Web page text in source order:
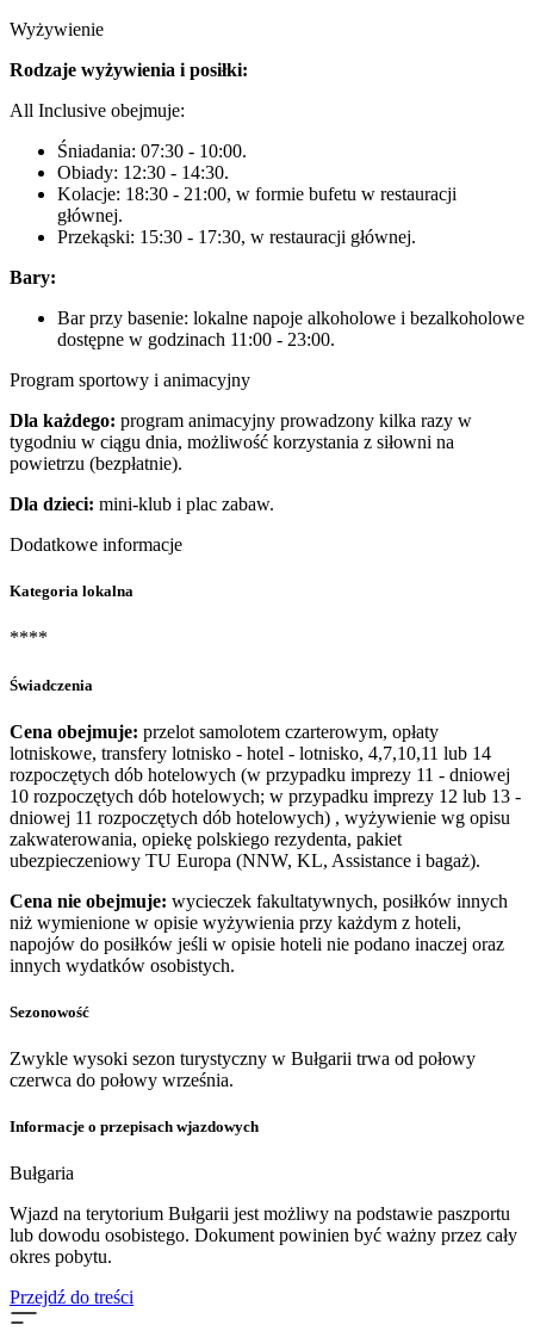
Wyżywienie
Rodzaje wyżywienia i posiłki:
All Inclusive obejmuje:
Śniadania: 07:30 - 10:00.
Obiady: 12:30 - 14:30.
Kolacje: 18:30 - 21:00, w formie bufetu w restauracji
głównej.
Przekąski: 15:30 - 17:30, w restauracji głównej.
Bary:
Bar przy basenie: lokalne napoje alkoholowe i bezalkoholowe
dostępne w godzinach 11:00 - 23:00.
Program sportowy i animacyjny
Dla każdego: program animacyjny prowadzony kilka razy w
tygodniu w ciągu dnia, możliwość korzystania z siłowni na
powietrzu (bezpłatnie).
Dla dzieci: mini-klub i plac zabaw.
Dodatkowe informacje
Kategoria lokalna
****
Świadczenia
Cena obejmuje: przelot samolotem czarterowym, opłaty
lotniskowe, transfery lotnisko - hotel - lotnisko, 4,7,10,11 lub 14
rozpoczętych dób hotelowych (w przypadku imprezy 11 - dniowej
10 rozpoczętych dób hotelowych; w przypadku imprezy 12 lub 13 -
dniowej 11 rozpoczętych dób hotelowych) , wyżywienie wg opisu
zakwaterowania, opiekę polskiego rezydenta, pakiet
ubezpieczeniowy TU Europa (NNW, KL, Assistance i bagaż).
Cena nie obejmuje: wycieczek fakultatywnych, posiłków innych
niż wymienione w opisie wyżywienia przy każdym z hoteli,
napojów do posiłków jeśli w opisie hoteli nie podano inaczej oraz
innych wydatków osobistych.
Sezonowość
Zwykle wysoki sezon turystyczny w Bułgarii trwa od połowy
czerwca do połowy września.
Informacje o przepisach wjazdowych
Bułgaria
Wjazd na terytorium Bułgarii jest możliwy na podstawie paszportu
lub dowodu osobistego. Dokument powinien być ważny przez cały
okres pobytu.
Przejdź do treści